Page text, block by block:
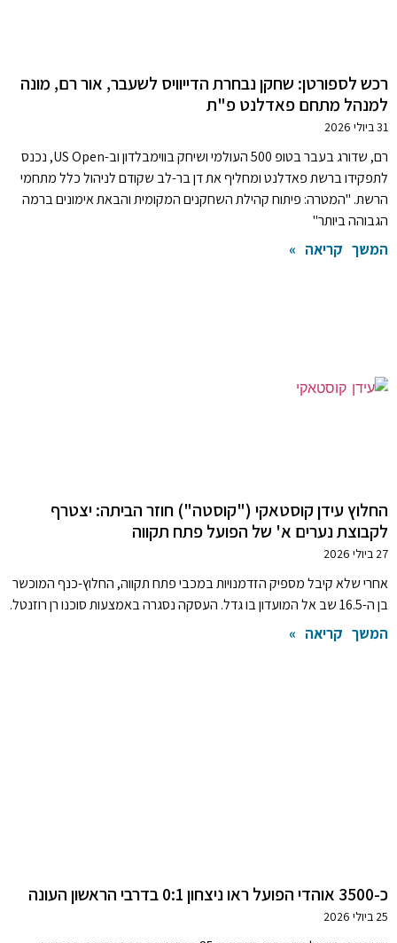
רכש לספורטן: שחקן נבחרת הדייוויס לשעבר, אור רם, מונה
למנהל מתחם פאדלנט פ"ת
31 ביולי 2026
רם, שדורג בעבר בטופ 500 העולמי ושיחק בווימבלדון וב-US Open, נכנס
לתפקידו ברשת פאדלנט ומחליף את דן בר-לב שקודם לניהול כלל מתחמי
הרשת. "המטרה: פיתוח קהילת השחקנים המקומית והבאת אימונים ברמה
הגבוהה ביותר"
המשך קריאה »
החלוץ עידן קוסטאקי ("קוסטה") חוזר הביתה: יצטרף
לקבוצת נערים א' של הפועל פתח תקווה
27 ביולי 2026
אחרי שלא קיבל מספיק הזדמנויות במכבי פתח תקווה, החלוץ-כנף המוכשר
בן ה-16.5 שב אל המועדון בו גדל. העסקה נסגרה באמצעות סוכנו רן רוזנטל.
המשך קריאה »
כ-3500 אוהדי הפועל ראו ניצחון 0:1 בדרבי הראשון העונה
25 ביולי 2026